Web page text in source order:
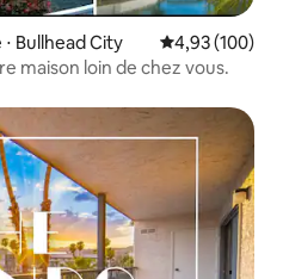
Bullhead City Évaluation
4,93 (100)
maison loin de chez vous.